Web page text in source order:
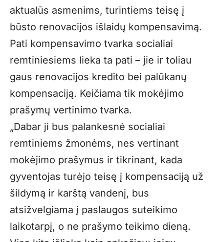
aktualūs asmenims, turintiems teisę į
būsto renovacijos išlaidų kompensavimą.
Pati kompensavimo tvarka socialiai
remtiniesiems lieka ta pati – jie ir toliau
gaus renovacijos kredito bei palūkanų
kompensaciją. Keičiama tik mokėjimo
prašymų vertinimo tvarka.
„Dabar ji bus palankesnė socialiai
remtiniems žmonėms, nes vertinant
mokėjimo prašymus ir tikrinant, kada
gyventojas turėjo teisę į kompensaciją už
šildymą ir karštą vandenį, bus
atsižvelgiama į paslaugos suteikimo
laikotarpį, o ne prašymo teikimo dieną.